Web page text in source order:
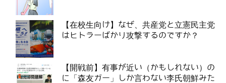
【在校生向け】なぜ、共産党と立憲民主党
はヒトラーばかり攻撃するのですか？
【開戦前】有事が近い（かもしれない）の
に「森友ガー」しか言わない李氏朝鮮みた